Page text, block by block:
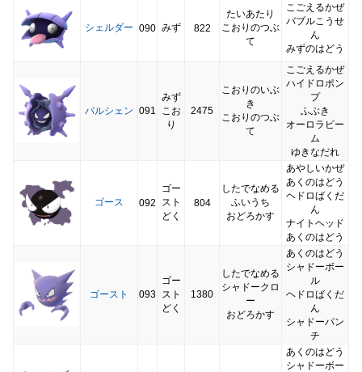
シェルダー 090 みず 822
たいあたり
こおりのつぶ
て
こごえるかぜ
バブルこうせ
ん
みずのはどう
パルシェン 091
みず
こお
り
2475
こおりのいぶ
き
こおりのつぶ
て
こごえるかぜ
ハイドロポン
プ
ふぶき
オーロラビー
ム
ゆきなだれ
ゴース 092
ゴー
スト
どく
804
したでなめる
ふいうち
おどろかす
あやしいかぜ
あくのはどう
ヘドロばくだ
ん
ナイトヘッド
あくのはどう
ゴースト 093
ゴー
スト
どく
1380
したでなめる
シャドークロ
ー
おどろかす
あくのはどう
シャドーボー
ル
ヘドロばくだ
ん
シャドーパン
チ
あくのはどう
シャドーボー